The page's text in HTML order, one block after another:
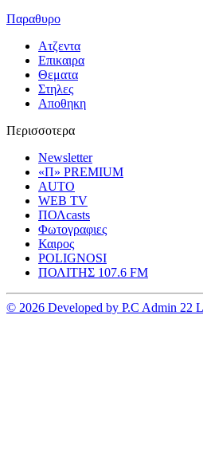
Παραθυρο
Ατζεντα
Επικαιρα
Θεματα
Στηλες
Αποθηκη
Περισσοτερα
Newsletter
«Π» PREMIUM
AUTO
WEB TV
ΠΟΛcasts
Φωτογραφιες
Καιρος
POLIGNOSI
ΠΟΛΙΤΗΣ 107.6 FM
© 2026 Developed by P.C Admin 22